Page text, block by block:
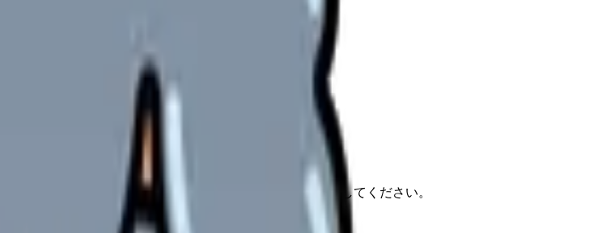
公的機関・勤務先・各サービス公式情報もあわせて確認してください。